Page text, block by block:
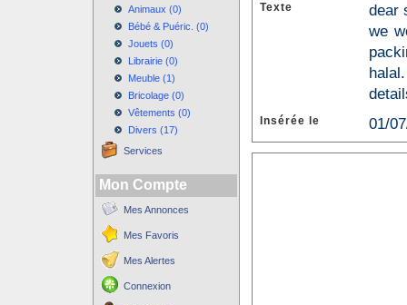
Animaux (0)
Bébé & Puéric. (0)
Jouets (0)
Librairie (0)
Meuble (1)
Bricolage (0)
Vêtements (0)
Divers (17)
Services
Mon Compte
Mes Annonces
Mes Favoris
Mes Alertes
Connexion
Texte
dear
we
Insérée le 01/